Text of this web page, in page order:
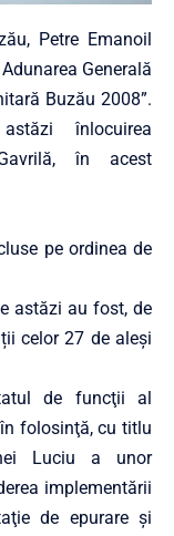
Petre Emanoil
Generală
Buzău 2008”.
înlocuirea
în acest
pe ordinea de
astăzi au fost, de
celor 27 de aleși
de funcţii al
folosinţă, cu titlu
Luciu a unor
implementării
de epurare şi